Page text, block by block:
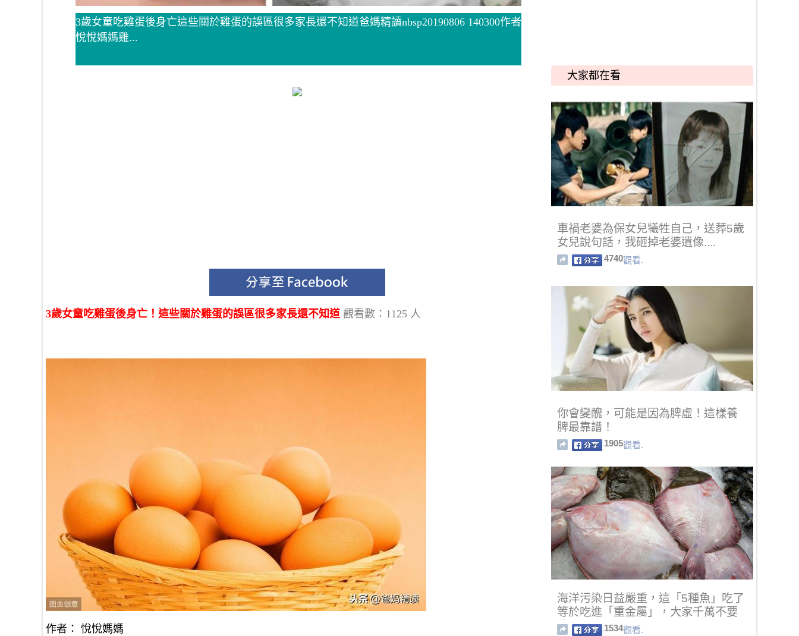
3歲女童吃雞蛋後身亡這些關於雞蛋的誤區很多家長還不知道爸媽精讀nbsp20190806 140300作者
悅悅媽媽雞...
3歲女童吃雞蛋後身亡！這些關於雞蛋的誤區很多家長還不知道 觀看數：1125 人
作者： 悅悅媽媽
大家都在看
車禍老婆為保女兒犧牲自己，送葬5歲
女兒說句話，我砸掉老婆遺像....
4740觀看.
你會變醜，可能是因為脾虛！這樣養
脾最靠譜！
1905觀看.
海洋污染日益嚴重，這「5種魚」吃了
等於吃進「重金屬」，大家千萬不要
吃！
1534觀看.